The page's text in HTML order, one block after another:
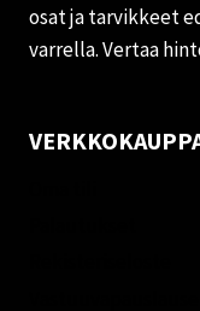
osat ja tarvikkeet
varrella. Vertaa